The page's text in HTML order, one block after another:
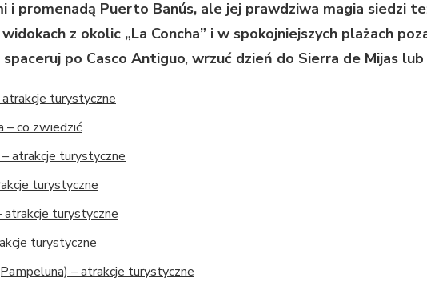
i promenadą Puerto Banús, ale jej prawdziwa magia siedzi
z okolic „La Concha” i w spokojniejszych plażach
spaceruj po Casco Antiguo, wrzuć dzień do Sierra de Mijas
atrakcje turystyczne
– co zwiedzić
atrakcje turystyczne
turystyczne
atrakcje turystyczne
turystyczne
– atrakcje turystyczne